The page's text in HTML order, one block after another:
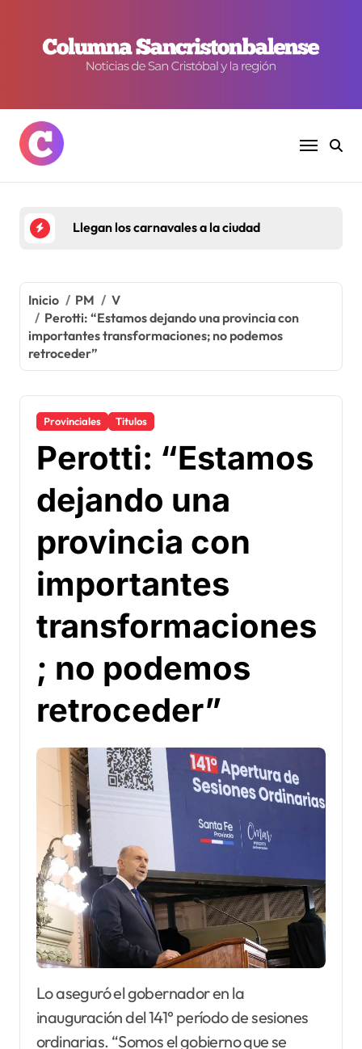
contenido
Estanflación y pobreza al alza
Inicio PM
V
Perotti: “Estamos dejando una provincia con
importantes transformaciones; no podemos
retroceder”
Provinciales Titulos
Perotti: “Estamos
dejando una
provincia con
importantes
transformaciones
; no podemos
retroceder”
Lo aseguró el gobernador en la
inauguración del 141° período de sesiones
ordinarias. “Somos el gobierno que se